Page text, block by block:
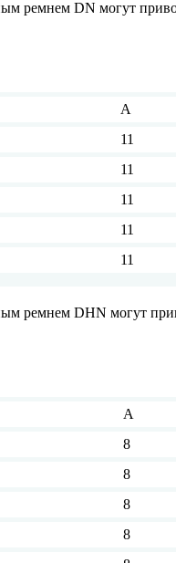
ремнем DN могут
A
11
11
11
11
11
ремнем DHN могут
A
8
8
8
8